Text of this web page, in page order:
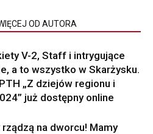
OD AUTORA
V-2, Staff i intrygujące
a to wszystko w Skarżysku.
„Z dziejów regionu i
już dostępny online
na dworcu! Mamy